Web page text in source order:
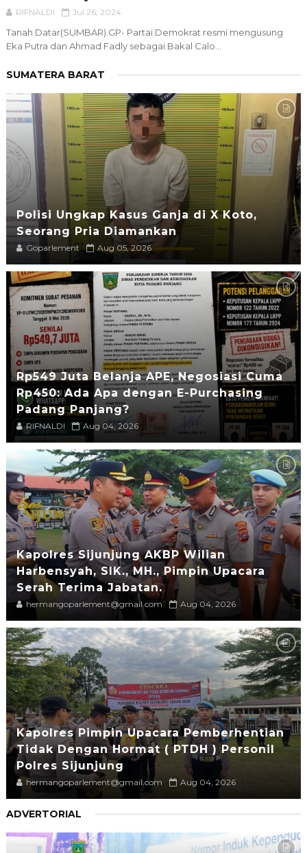
RIFNALDI Jul 26, 2024
Tanah Datar(SUMBAR).GP- Partai Demokrat resmi mengusung
Eka Putra dan Ahmad Fadly sebagai Bakal Calo...
SUMATERA BARAT
Polisi Ungkap Kasus Ganja di X Koto,
Seorang Pria Diamankan
Goparlement Aug 05, 2026
Rp549 Juta Belanja APE, Negosiasi Cuma
Rp450: Ada Apa dengan E-Purchasing
Padang Panjang?
RIFNALDI Aug 04, 2026
Kapolres Sijunjung AKBP Wilian
Harbensyah, SIK., MH., Pimpin Upacara
Serah Terima Jabatan.
hermangoparlement@gmail.com Aug 04, 2026
Kapolres Pimpin Upacara Pemberhentian
Tidak Dengan Hormat ( PTDH ) Personil
Polres Sijunjung
hermangoparlement@gmail.com Aug 04, 2026
ADVERTORIAL